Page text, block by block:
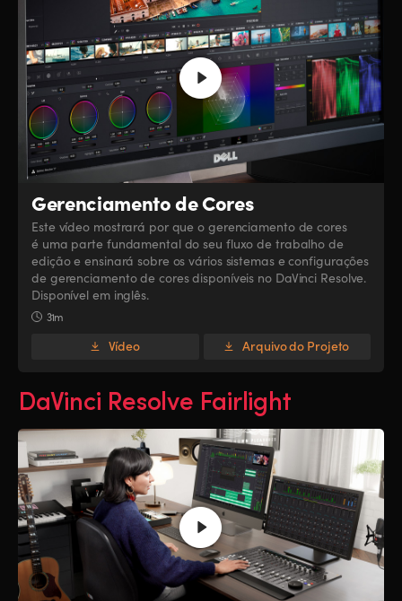
Gerenciamento de Cores
Este vídeo mostrará por que o gerenciamento de cores
é uma parte fundamental do seu fluxo de trabalho de
edição e ensinará sobre os vários sistemas e configurações
de gerenciamento de cores disponíveis no DaVinci Resolve.
Disponível em inglês.
31m
Vídeo Arquivo do Projeto
DaVinci Resolve Fairlight